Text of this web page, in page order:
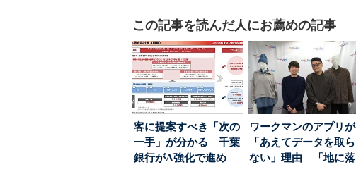
この記事を読んだ人にお薦めの記事
客に提案すべき「次の
一手」が分かる 千葉
銀行がA強化で進め
ワークマンのアプリが
「あえてデータを取ら
ない」理由 「地に落